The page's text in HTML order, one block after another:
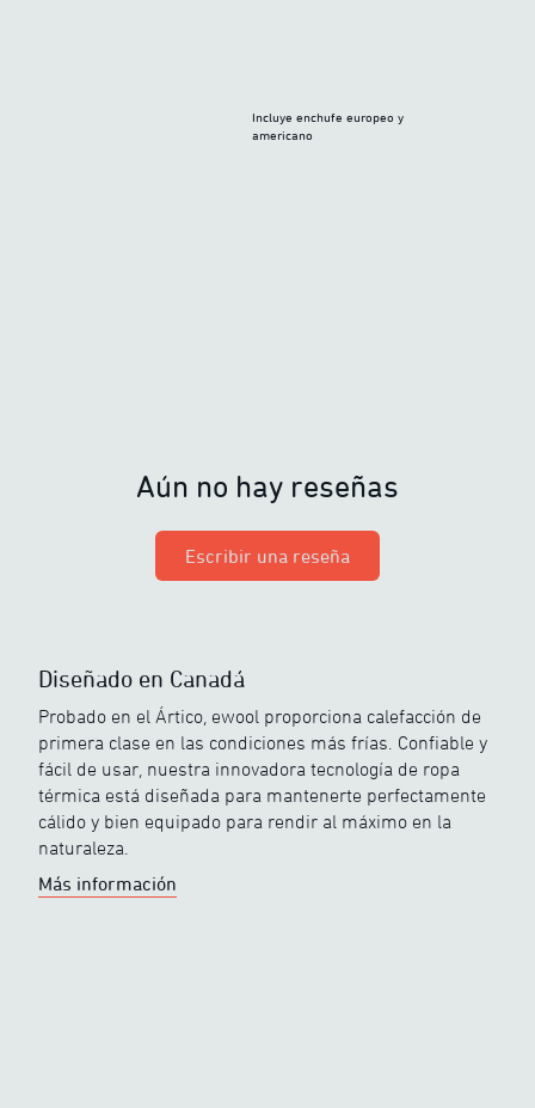
Incluye enchufe europeo y
americano
Aún no hay reseñas
Escribir una reseña
Diseñado en Canadá
Probado en el Ártico, ewool proporciona calefacción de
primera clase en las condiciones más frías. Confiable y
fácil de usar, nuestra innovadora tecnología de ropa
térmica está diseñada para mantenerte perfectamente
cálido y bien equipado para rendir al máximo en la
naturaleza.
Más información